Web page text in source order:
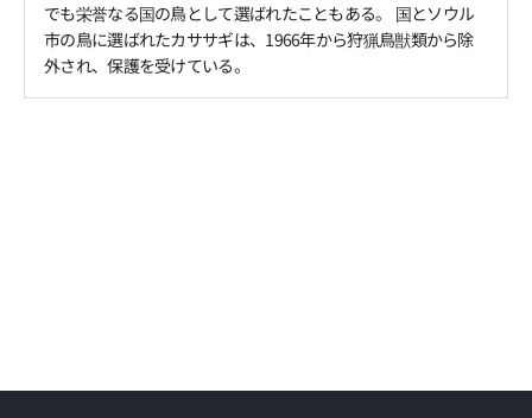
でも栄誉なる国の鳥として選ばれたこともある。 国とソウル
市の鳥に選ばれたカササギは、1966年から狩猟鳥獣類から除
外され、保護を受けている。